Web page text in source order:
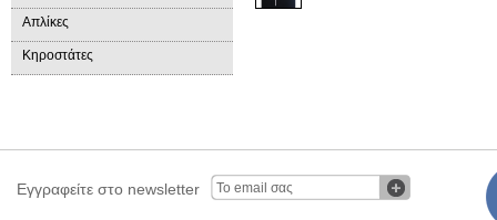
Απλίκες
Κηροστάτες
Εγγραφείτε στο newsletter